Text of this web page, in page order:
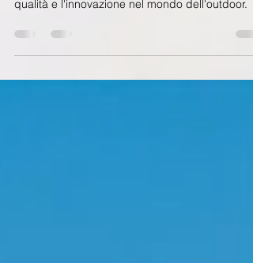
Avventure Estreme
qualità e l'innovazione nel mondo dell'outdoor.